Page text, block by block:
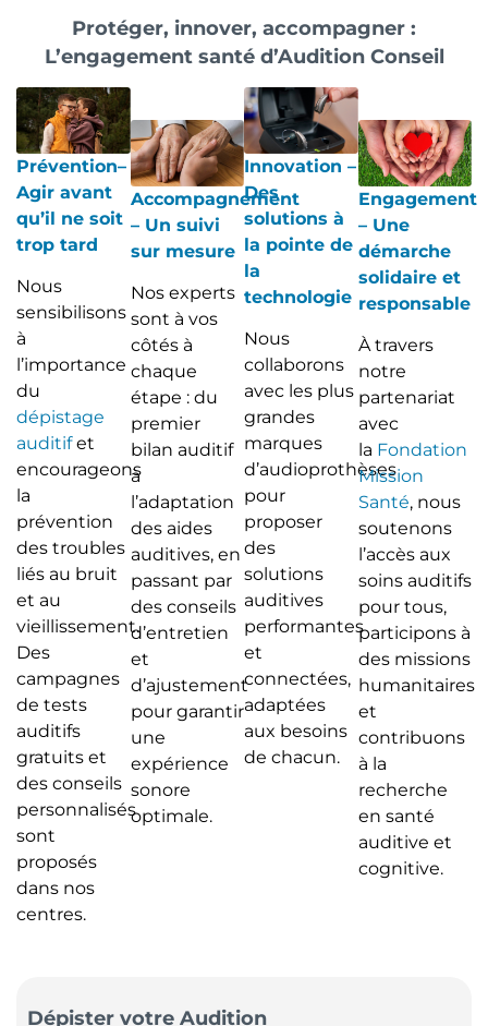
Protéger, innover, accompagner :
L’engagement santé d’Audition Conseil
Prévention–
Agir avant
qu’il ne soit
trop tard
Nous
sensibilisons
à
l’importance
du
dépistage
auditifet
encourageons
la
prévention
des troubles
liés au bruit
et au
vieillissement.
Des
campagnes
de tests
auditifs
gratuits et
des conseils
personnalisés
sont
proposés
dans nos
centres.
Accompagnement
– Un suivi
sur mesure
Nos experts
sont à vos
côtés à
chaque
étape : du
premier
bilan auditif
à
l’adaptation
des aides
auditives, en
passant par
des conseils
d’entretien
et
d’ajustement
pour garantir
une
expérience
sonore
optimale.
Innovation –
Des
solutions à
la pointe de
la
technologie
Nous
collaborons
avec les plus
grandes
marques
d’audioprothèses
pour
proposer
des
solutions
auditives
performantes
et
connectées,
adaptées
aux besoins
de chacun.
Engagement
– Une
démarche
solidaire et
responsable
À travers
notre
partenariat
avec
la Fondation
Mission
Santé, nous
soutenons
l’accès aux
soins auditifs
pour tous,
participons à
des missions
humanitaires
et
contribuons
à la
recherche
en santé
auditive et
cognitive.
Dépister votre Audition